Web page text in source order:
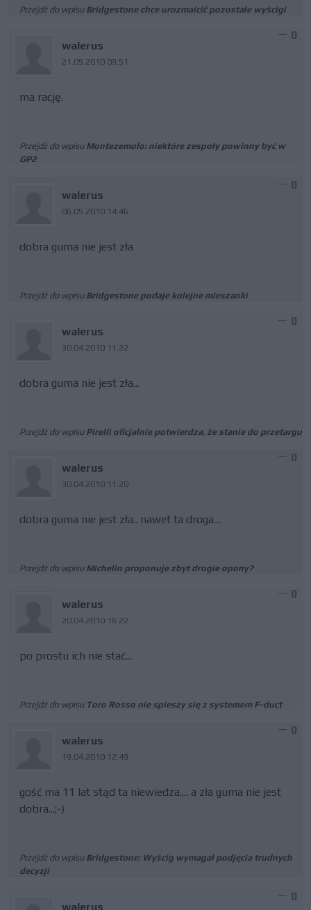
Przejdź do wpisu Bridgestone chce urozmaicić pozostałe wyścigi
walerus
21.05.2010 09:51
0
ma rację.
Przejdź do wpisu Montezemolo: niektóre zespoły powinny być w
GP2
walerus
06.05.2010 14:46
0
dobra guma nie jest zła
Przejdź do wpisu Bridgestone podaje kolejne mieszanki
walerus
30.04.2010 11:22
0
dobra guma nie jest zła...
Przejdź do wpisu Pirelli oficjalnie potwierdza, że stanie do przetargu
walerus
30.04.2010 11:20
0
dobra guma nie jest zła.. nawet ta droga....
Przejdź do wpisu Michelin proponuje zbyt drogie opony?
walerus
20.04.2010 16:22
0
po prostu ich nie stać...
Przejdź do wpisu Toro Rosso nie spieszy się z systemem F-duct
walerus
19.04.2010 12:49
0
gość ma 11 lat stąd ta niewiedza.... a zła guma nie jest
dobra...;-)
Przejdź do wpisu Bridgestone: Wyścig wymagał podjęcia trudnych
decyzji
walerus
0